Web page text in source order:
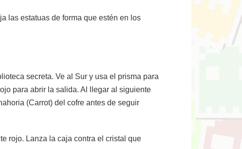
las estatuas de forma que estén en los
secreta. Ve al Sur y usa el prisma para
para abrir la salida. Al llegar al siguiente
(Carrot) del cofre antes de seguir
rojo. Lanza la caja contra el cristal que